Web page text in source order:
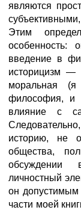
являются
Этим
особенность:
введение в
историцизм —
моральная
философия, и
влияние с
историю, не
общества,
обсуждении
личностный
он допустимым
части моей